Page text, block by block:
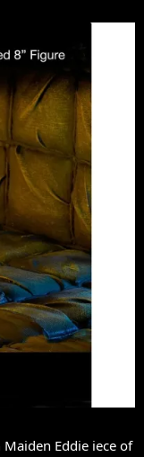
Maiden Eddie iece of